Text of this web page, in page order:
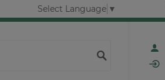
Select Language ▼